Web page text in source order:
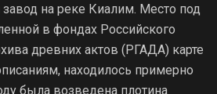
на реке Киалим. Место под
в фондах Российского
древних актов (РГАДА) карте
находилось примерно
была возведена плотина